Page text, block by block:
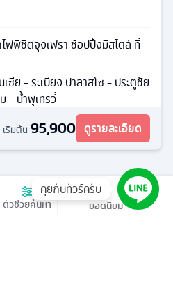
ตัวช่วยค้นหา
เรียงตาม
ไฟพิชิตจุงเฟรา ช้อปปิ้งมีสไตล์ ที่
ซีย - ระเบียง ปาลาสโซ - ประตูชัย
- น้ำพุเทรวี่
เริ่มต้น 95,900 ดูรายละเอียด
‹ 1 2 3 › ››
คุยกับทัวร์ครับ